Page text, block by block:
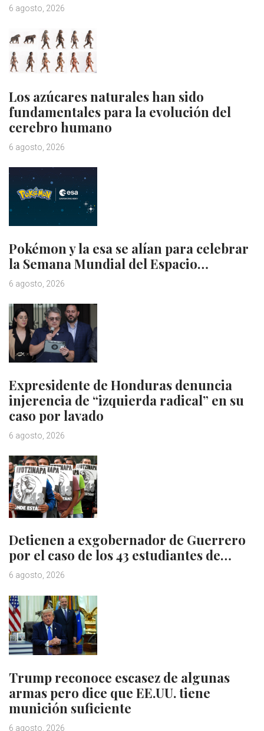
6 agosto, 2026
Los azúcares naturales han sido
fundamentales para la evolución del
cerebro humano
6 agosto, 2026
Pokémon y la esa se alían para celebrar
la Semana Mundial del Espacio…
6 agosto, 2026
Expresidente de Honduras denuncia
injerencia de “izquierda radical” en su
caso por lavado
6 agosto, 2026
Detienen a exgobernador de Guerrero
por el caso de los 43 estudiantes de…
6 agosto, 2026
Trump reconoce escasez de algunas
armas pero dice que EE.UU. tiene
munición suficiente
6 agosto, 2026